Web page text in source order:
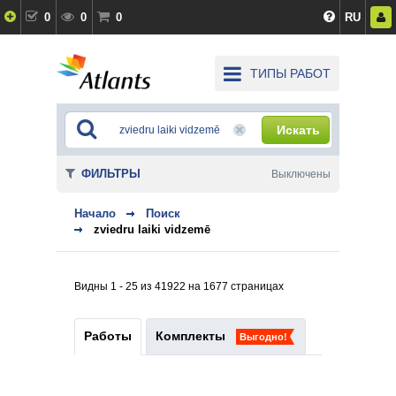
0 0 0 RU
ТИПЫ РАБОТ
Искать
Начало
Поиск
zviedru laiki vidzemē
Видны 1 - 25 из 41922 на 1677 страницах
Работы Комплекты Выгодно!
ФИЛЬТРЫ Выключены